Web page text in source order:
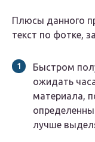
Плюсы данного
текст по фотке,
Быстром
ожидать
материала,
лучше